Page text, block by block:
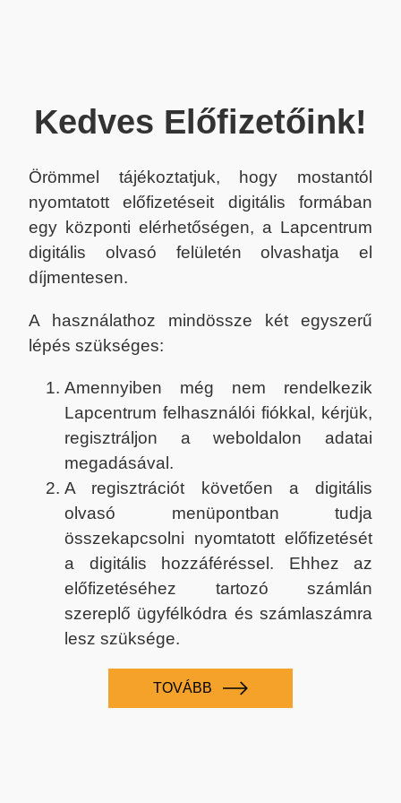
Kedves Előfizetőink!
Örömmel tájékoztatjuk, hogy mostantól
nyomtatott előfizetéseit digitális formában
egy központi elérhetőségen, a Lapcentrum
digitális olvasó felületén olvashatja el
díjmentesen.
A használathoz mindössze két egyszerű
lépés szükséges:
Amennyiben még nem rendelkezik
Lapcentrum felhasználói fiókkal, kérjük,
regisztráljon a weboldalon adatai
megadásával.
A regisztrációt követően a digitális
olvasó menüpontban tudja
összekapcsolni nyomtatott előfizetését
a digitális hozzáféréssel. Ehhez az
előfizetéséhez tartozó számlán
szereplő ügyfélkódra és számlaszámra
lesz szüksége.
TOVÁBB